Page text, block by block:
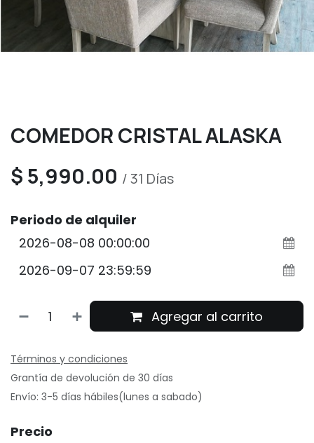
COMEDOR CRISTAL ALASKA
$ 5,990.00 /31 Días
Periodo de alquiler
Agregar al carrito
Términos y condiciones
Grantía de devolución de 30 días
Envío: 3-5 días hábiles(lunes a sabado)
Precio